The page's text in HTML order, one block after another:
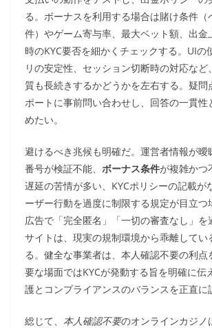
る。ボーナスを利用する場合は賭け条件（
件）やゲーム寄与率、最大ベット額、出金
時のKYC要否を細かくチェックする。UIの
リの安定性、セッション切断時の対応など
質も長続きするかどうかを左右する。疑問
ポートに事前問い合わせし、回答の一貫性
めたい。
避けるべき兆候も明確だ。運営者情報が曖
番号が検証不能、 ボーナス条件が複雑かつ
遅延の苦情が多い、KYCポリシーの記載が
ーザー行動を過度に制限する規定が目立つ
広告で「完全匿名」「一切の審査なし」を
サイトは、現実の規制環境から乖離してい
る。健全な事業者は、本人確認不要の利点
要な場面ではKYCが発動する旨を明確に伝
護とコンプライアンスのバランスを正直に
総じて、 本人確認不要のオンラインカジノ